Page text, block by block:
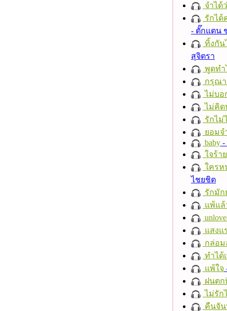
จำได้
รักได้
- ตั๊กแตน
ทิ้งกัน
สุจิตรา
พูดทำ
กรุณา
ไม่บอ
ไม่คิด
รักไม่
ยอม
baby -
ใจร้าย
ใครห
ไชยชิต
รักมัก
แพ้แล้
แสงแ
กล่อม
ทำได้
แพ้ใจ
ฝนตก
ไม่รัก
คืนจั